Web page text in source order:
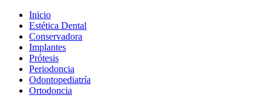
Inicio
Estética Dental
Conservadora
Implantes
Prótesis
Periodoncia
Odontopediatría
Ortodoncia